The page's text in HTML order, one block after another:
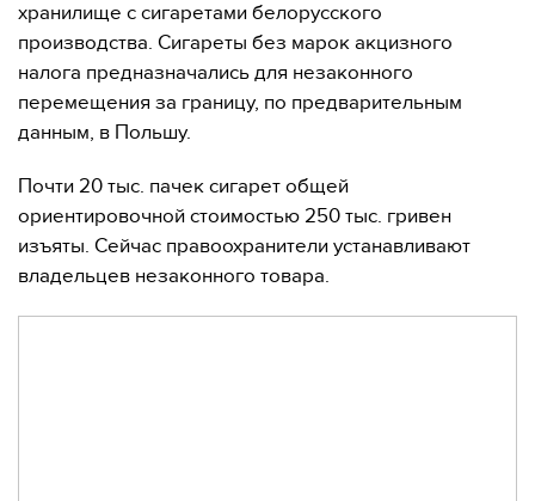
хранилище с сигаретами белорусского
производства. Сигареты без марок акцизного
налога предназначались для незаконного
перемещения за границу, по предварительным
данным, в Польшу.
Почти 20 тыс. пачек сигарет общей
ориентировочной стоимостью 250 тыс. гривен
изъяты. Сейчас правоохранители устанавливают
владельцев незаконного товара.